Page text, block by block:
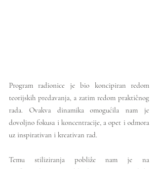
Program radionice je bio koncipiran redom
teorijskih predavanja, a zatim redom praktičnog
rada. Ovakva dinamika omogućila nam je
dovoljno fokusa i koncentracije, a opet i odmora
uz inspirativan i kreativan rad.
Temu stiliziranja pobliže nam je na